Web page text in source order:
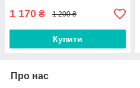
1 170 ₴ 1 200 ₴
Купити
Про нас